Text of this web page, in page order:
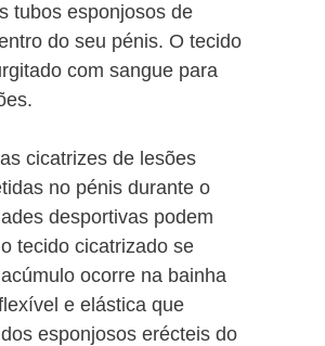
tubos esponjosos de
do seu pénis. O tecido
com sangue para
cicatrizes de lesões
no pénis durante o
desportivas podem
tecido cicatrizado se
ocorre na bainha
e elástica que
esponjosos erécteis do